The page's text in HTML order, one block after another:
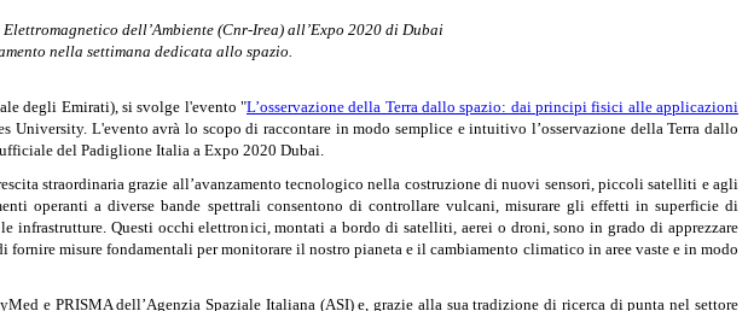
dell’Ambiente (Cnr-Irea) all’Expo 2020 di Dubai
nella settimana dedicata allo spazio.
degli Emirati),si svolge l'evento "L’osservazione della Terra dallo spazio: dai principi fisici alle applicazioni
University. L'evento avrà lo scopo di raccontare in modo semplice e intuitivo l’osservazione della Terra dallo
del Padiglione Italia a Expo 2020 Dubai.
straordinaria grazie all’avanzamento tecnologico nella costruzione di nuovi sensori, piccoli satelliti e agli
operanti a diverse bande spettrali consentono di controllare vulcani, misurare gli effetti in superficie di
infrastrutture. Questi occhi elettronici, montati a bordo di satelliti, aerei o droni, sono in grado di apprezzare
misure fondamentali per monitorare il nostro pianeta e il cambiamento climatico in aree vaste e in modo
e PRISMA dell’Agenzia Spaziale Italiana (ASI) e, grazie alla sua tradizione di ricerca di punta nel settore